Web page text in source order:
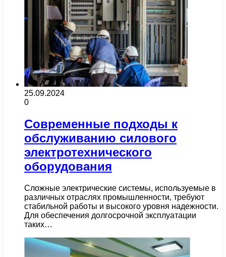
25.09.2024
0
Современные подходы к
обслуживанию силового
электротехнического
оборудования
Сложные электрические системы, используемые в
различных отраслях промышленности, требуют
стабильной работы и высокого уровня надежности.
Для обеспечения долгосрочной эксплуатации
таких…